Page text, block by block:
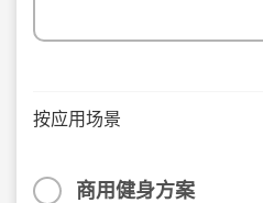
按应用场景
商用健身方案